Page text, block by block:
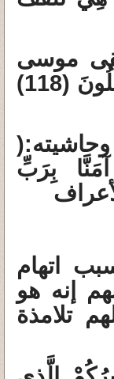
موسى
( فَوَقَعَ الْحَقُّ وَبَطَلَ مَا كَانُوا يَعْمَلُونَ (118)
:(
(120) قَالُوا آمَنَّا بِرَبِّ
اتهام
إنه هو
تلامذة